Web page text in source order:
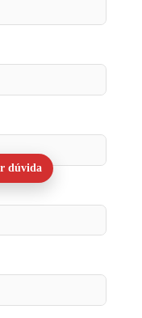
dúvida